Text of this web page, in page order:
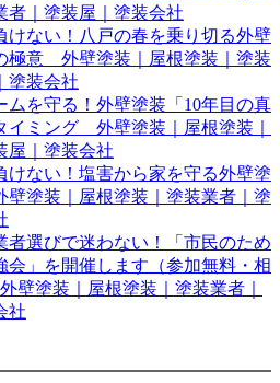
者｜塗装屋｜塗装会社
けない！八戸の春を乗り切る外壁
極意 外壁塗装｜屋根塗装｜塗装
塗装会社
ムを守る！外壁塗装「10年目の真
イミング 外壁塗装｜屋根塗装｜
屋｜塗装会社
けない！塩害から家を守る外壁塗
塗装｜屋根塗装｜塗装業者｜塗
者選びで迷わない！「市民のため
会」を開催します（参加無料・相
塗装｜屋根塗装｜塗装業者｜
社